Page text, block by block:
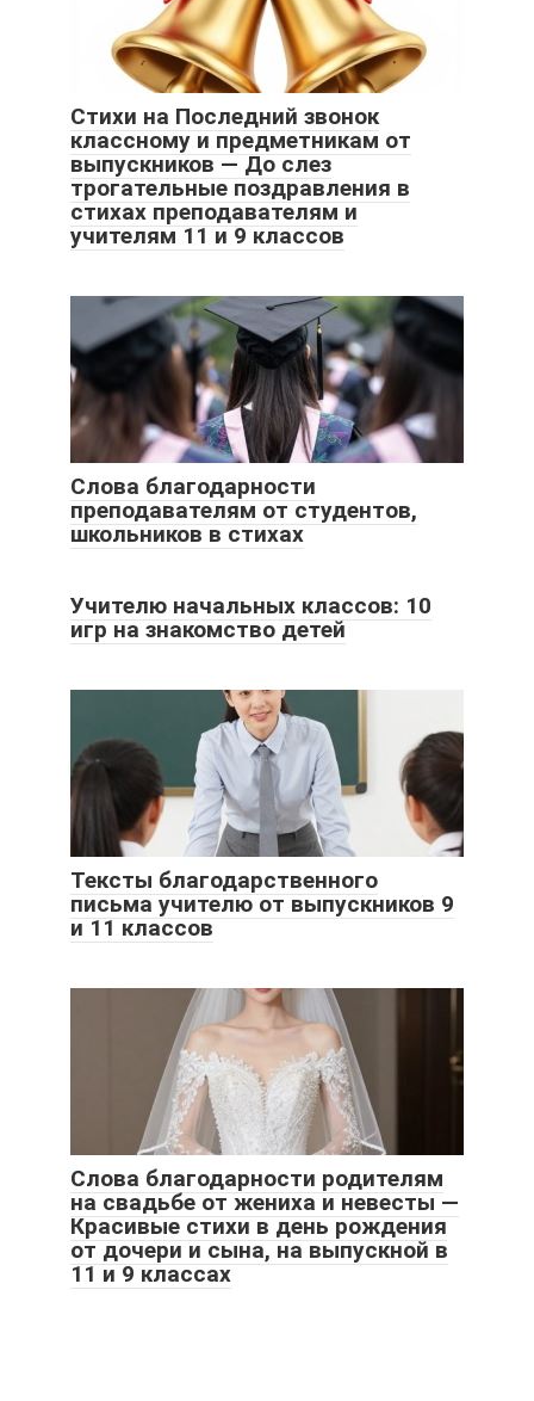
Стихи на Последний звонок
классному и предметникам от
выпускников ― До слез
трогательные поздравления в
стихах преподавателям и
учителям 11 и 9 классов
Слова благодарности
преподавателям от студентов,
школьников в стихах
Учителю начальных классов: 10
игр на знакомство детей
Тексты благодарственного
письма учителю от выпускников 9
и 11 классов
Слова благодарности родителям
на свадьбе от жениха и невесты ―
Красивые стихи в день рождения
от дочери и сына, на выпускной в
11 и 9 классах